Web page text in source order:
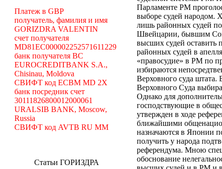
Платеж в GBP
получатель, фамилия и имя
GORIZDRA VALENTIN
счет получателя
MD81EC000002252571611229
банк получателя BC
EUROCREDITBANK S.A.,
Chisinau, Moldova
СВИФТ код ECBM MD 2X
банк посредник счет
30111826800012000061
URALSIB BANK, Moscow,
Russia
СВИФТ код AVTB RU MM
Статьи ГОРИЗДРА
Парламенте РМ
выборе судей народом.
лишь районных судей
Швейцарии, бывшим
высших судей
районных судей в
«правосудие» в РМ по
избираются
Верховного суда штата.
Верховного Суда
Однако для
господствующие в
утвержден в ходе
ближайшими
назначаются в Японии
получить у народа
референдума. Мною
обоснование